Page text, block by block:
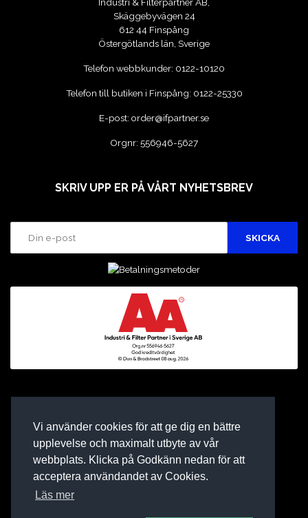
Vi använder cookies för att ge dig en bättre
upplevelse och maximalt utbyte av vår
webbplats. Klicka på Godkänn nedan för att
acceptera användandet av Cookies.
Läs mer
Skäggebyvägen 24
612 44 Finspång
Östergötlands län, Sverige
Telefon webbkunder: 0122-10120
Telefon till butiken i Finspång: 0122-25330
E-post: order@ifpartner.se
Orgnr: 556946-5627
SKRIV UPP ER PÅ VÅRT NYHETSBREV